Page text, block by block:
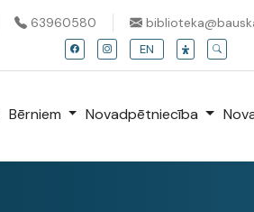
63960580
EN
Bērniem Novadpētniecība